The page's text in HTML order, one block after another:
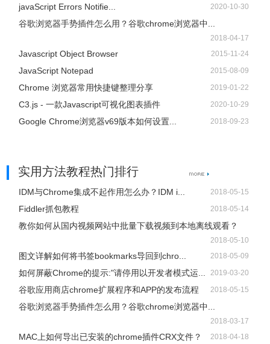
javaScript Errors Notifie... 2020-10-30
谷歌浏览器手势插件怎么用？谷歌chrome浏览器中...
2018-04-17
Javascript Object Browser 2015-11-24
JavaScript Notepad 2015-08-09
Chrome 浏览器常用快捷键整理分享 2019-01-22
C3.js - 一款Javascript可视化图表插件 2020-10-29
Google Chrome浏览器v69版本如何设置... 2018-09-23
实用方法教程热门排行
IDM与Chrome集成不起作用怎么办？IDM i... 2018-05-15
Fiddler抓包教程 2018-05-14
教你如何从国内视频网站中批量下载视频到本地离线观看？
2018-05-10
图文详解如何将书签bookmarks导回到chro... 2018-05-09
如何屏蔽Chrome的提示:"请停用以开发者模式运... 2019-03-20
谷歌应用商店chrome扩展程序和APP的发布流程 2018-05-15
谷歌浏览器手势插件怎么用？谷歌chrome浏览器中...
2018-03-17
MAC上如何导出已安装的chrome插件CRX文件？ 2018-04-18